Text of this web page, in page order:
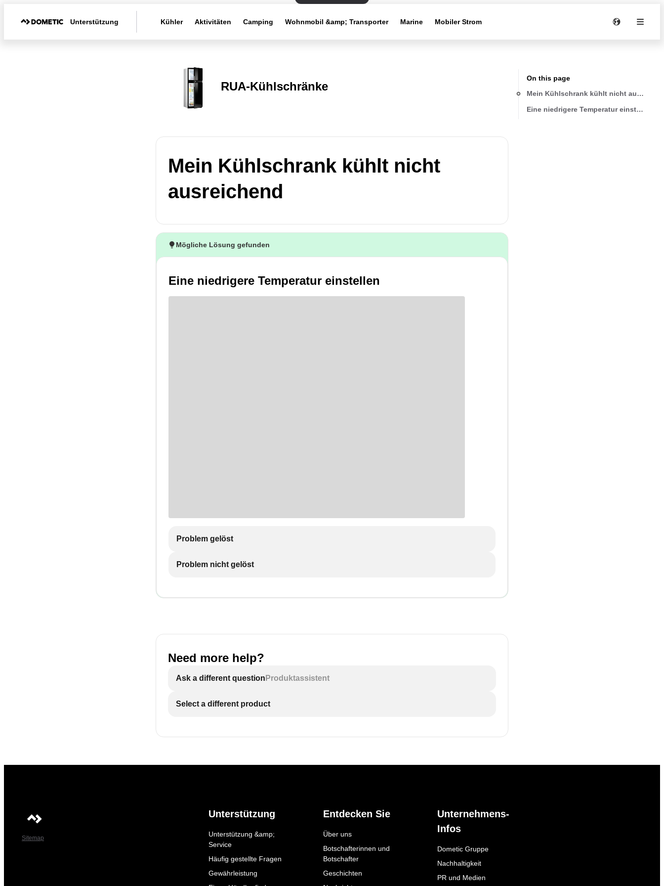
Unterstützung Kühler Aktivitäten Camping Wohnmobil &amp; Transporter Marine Mobiler Strom
RUA-Kühlschränke
Mein Kühlschrank kühlt nicht
ausreichend
Mögliche Lösung gefunden
Eine niedrigere Temperatur einstellen
Problem gelöst
Problem nicht gelöst
Need more help?
Ask a different question Produktassistent
Select a different product
On this page
Mein Kühlschrank kühlt nicht
Eine niedrigere Temperatur einstellen
Sitemap
Unterstützung
Unterstützung &amp;
Service
Häufig gestellte Fragen
Gewährleistung
Entdecken Sie
Über uns
Botschafterinnen und
Botschafter
Geschichten
Unternehmens-
Infos
Dometic Gruppe
Nachhaltigkeit
PR und Medien